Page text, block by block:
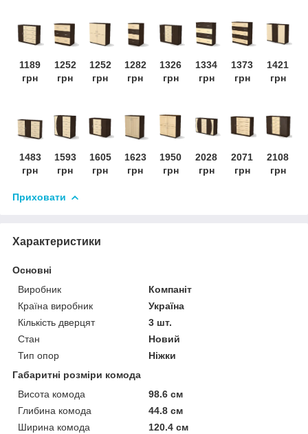
1189
грн
1252
грн
1252
грн
1282
грн
1326
грн
1334
грн
1373
грн
1421
грн
1483
грн
1593
грн
1605
грн
1623
грн
1950
грн
2028
грн
2071
грн
2108
грн
Приховати
Характеристики
Основні
Виробник
Компаніт
Країна виробник
Україна
Кількість дверцят
3 шт.
Стан
Новий
Тип опор
Ніжки
Габаритні розміри комода
Висота комода
98.6 см
Глибина комода
44.8 см
Ширина комода
120.4 см